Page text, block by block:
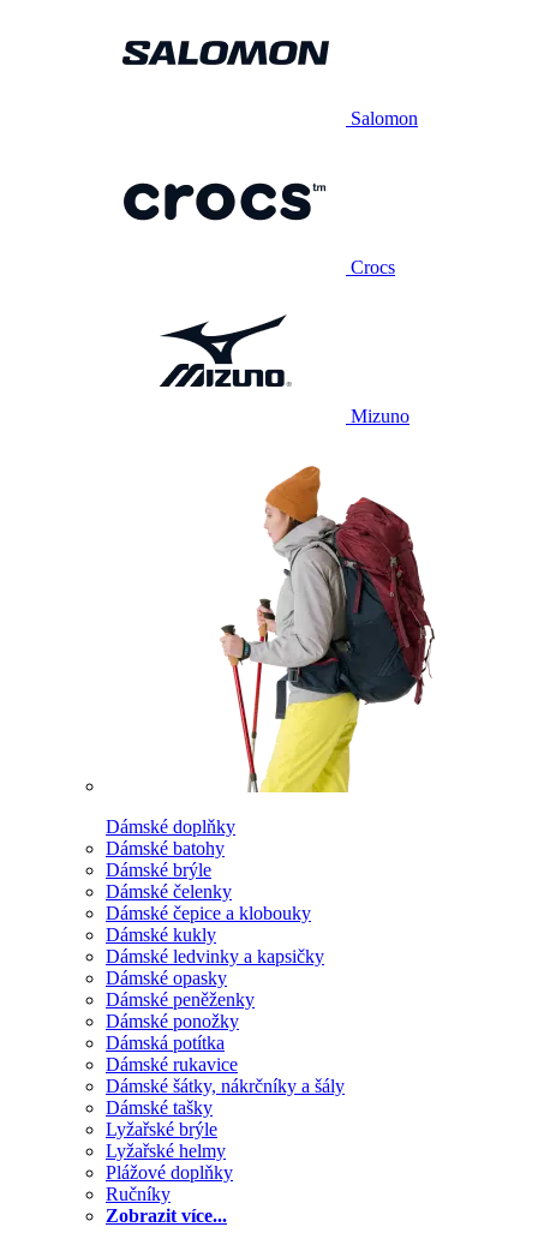
Salomon
Crocs
Mizuno
Dámské doplňky
Dámské batohy
Dámské brýle
Dámské čelenky
Dámské čepice a klobouky
Dámské kukly
Dámské ledvinky a kapsičky
Dámské opasky
Dámské peněženky
Dámské ponožky
Dámská potítka
Dámské rukavice
Dámské šátky, nákrčníky a šály
Dámské tašky
Lyžařské brýle
Lyžařské helmy
Plážové doplňky
Ručníky
Zobrazit více...